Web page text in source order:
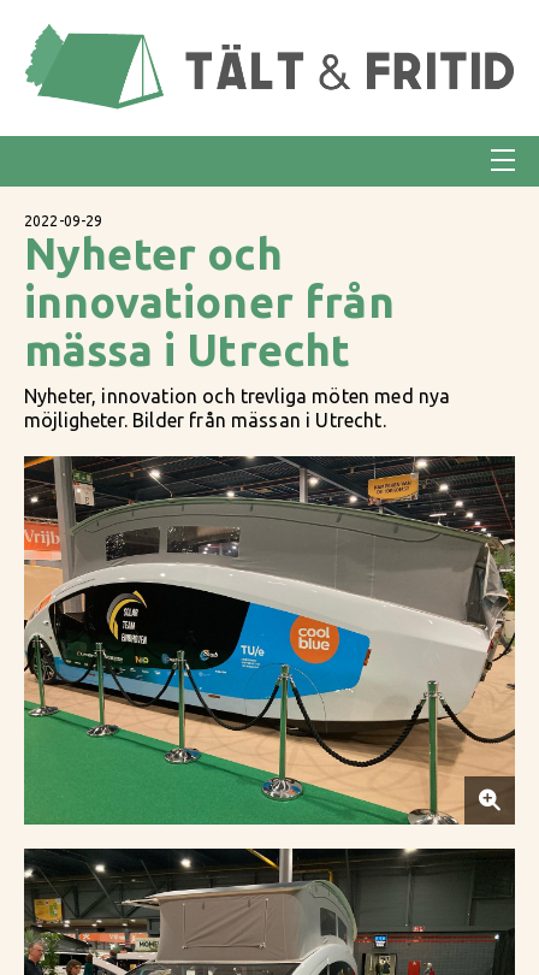
2022-09-29
Nyheter och
innovationer från
mässa i Utrecht
Nyheter, innovation och trevliga möten med nya
möjligheter. Bilder från mässan i Utrecht.